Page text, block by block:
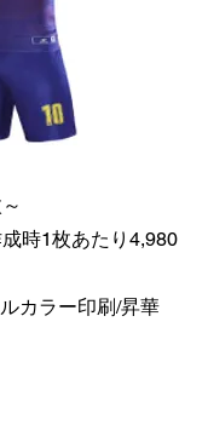
時1枚あたり4,980
カラー印刷/昇華